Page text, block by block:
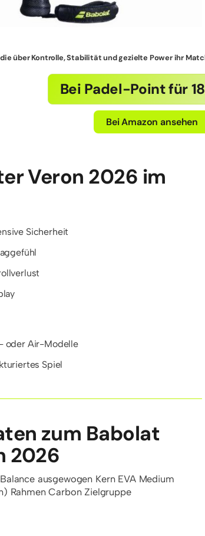
die über Kontrolle, Stabilität und gezielte Power ihr
Bei Padel-Point für
Bei Amazon ansehen
Veron 2026 im
Sicherheit
oder Air-Modelle
Spiel
zum Babolat
2026
Balance ausgewogen Kern EVA Medium
RahmenCarbon Zielgruppe